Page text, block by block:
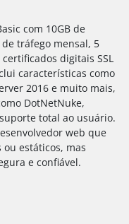
com 10GB de
de tráfego mensal, 5
digitais SSL
características como
2016 e muito mais,
DotNetNuke,
total ao usuário.
web que
estáticos, mas
e confiável.